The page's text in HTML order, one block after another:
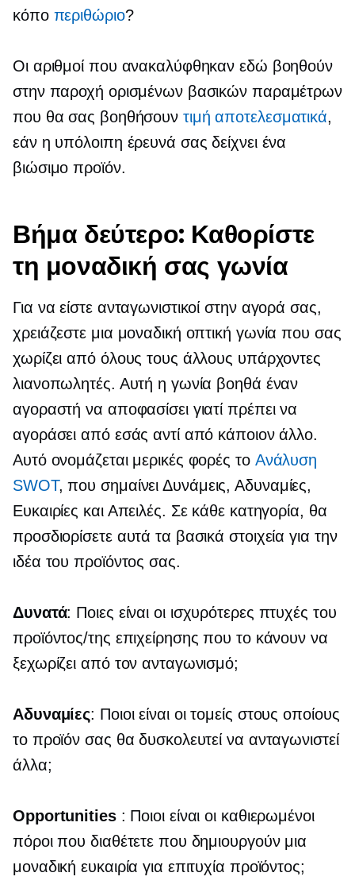
κόπο περιθώριο?
Οι αριθμοί που ανακαλύφθηκαν εδώ βοηθούν
στην παροχή ορισμένων βασικών παραμέτρων
που θα σας βοηθήσουν τιμή αποτελεσματικά,
εάν η υπόλοιπη έρευνά σας δείχνει ένα
βιώσιμο προϊόν.
Βήμα δεύτερο: Καθορίστε
τη μοναδική σας γωνία
Για να είστε ανταγωνιστικοί στην αγορά σας,
χρειάζεστε μια μοναδική οπτική γωνία που σας
χωρίζει από όλους τους άλλους υπάρχοντες
λιανοπωλητές. Αυτή η γωνία βοηθά έναν
αγοραστή να αποφασίσει γιατί πρέπει να
αγοράσει από εσάς αντί από κάποιον άλλο.
Αυτό ονομάζεται μερικές φορές το Ανάλυση
SWOT, που σημαίνει Δυνάμεις, Αδυναμίες,
Ευκαιρίες και Απειλές. Σε κάθε κατηγορία, θα
προσδιορίσετε αυτά τα βασικά στοιχεία για την
ιδέα του προϊόντος σας.
Δυνατά: Ποιες είναι οι ισχυρότερες πτυχές του
προϊόντος/της επιχείρησης που το κάνουν να
ξεχωρίζει από τον ανταγωνισμό;
Αδυναμίες: Ποιοι είναι οι τομείς στους οποίους
το προϊόν σας θα δυσκολευτεί να ανταγωνιστεί
άλλα;
Opportunities : Ποιοι είναι οι καθιερωμένοι
πόροι που διαθέτετε που δημιουργούν μια
μοναδική ευκαιρία για επιτυχία προϊόντος;